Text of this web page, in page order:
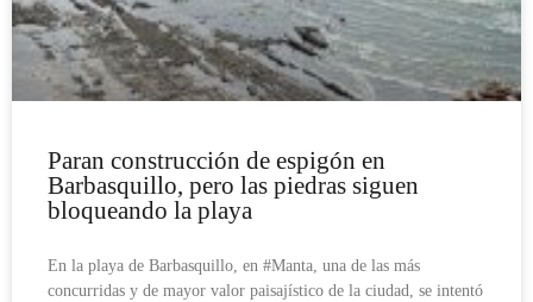
Paran construcción de espigón en
Barbasquillo, pero las piedras siguen
bloqueando la playa
En la playa de Barbasquillo, en #Manta, una de las más
concurridas y de mayor valor paisajístico de la ciudad, se intentó